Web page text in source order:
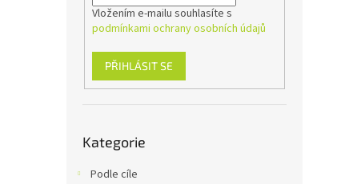
Vložením e-mailu souhlasíte s
podmínkami ochrany osobních údajů
PŘIHLÁSIT SE
kategorie
Kategorie
Podle cíle